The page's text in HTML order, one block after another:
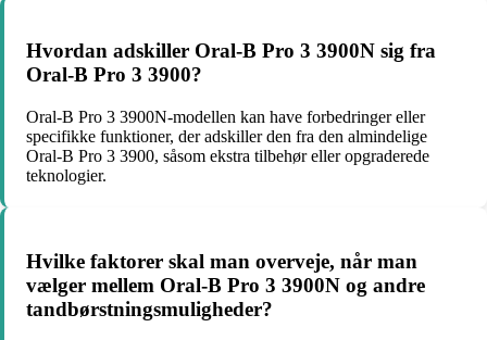
Hvordan adskiller Oral-B Pro 3 3900N sig fra
Oral-B Pro 3 3900?
Oral-B Pro 3 3900N-modellen kan have forbedringer eller
specifikke funktioner, der adskiller den fra den almindelige
Oral-B Pro 3 3900, såsom ekstra tilbehør eller opgraderede
teknologier.
Hvilke faktorer skal man overveje, når man
vælger mellem Oral-B Pro 3 3900N og andre
tandbørstningsmuligheder?